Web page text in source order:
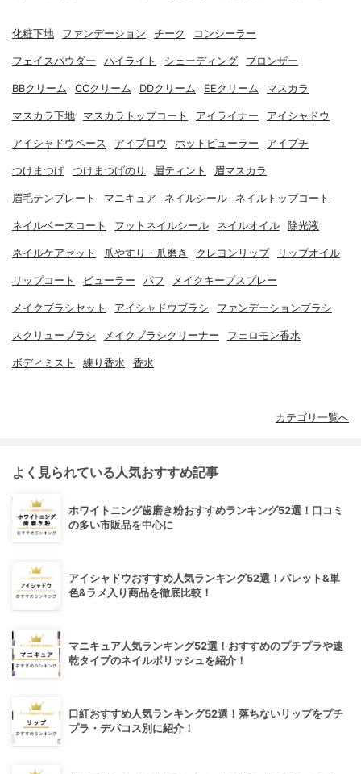
化粧下地 ファンデーション チーク コンシーラー
フェイスパウダー ハイライト シェーディング ブロンザー
BBクリーム CCクリーム DDクリーム EEクリーム マスカラ
マスカラ下地 マスカラトップコート アイライナー アイシャドウ
アイシャドウベース アイブロウ ホットビューラー アイプチ
つけまつげ つけまつげのり 眉ティント 眉マスカラ
眉毛テンプレート マニキュア ネイルシール ネイルトップコート
ネイルベースコート フットネイルシール ネイルオイル 除光液
ネイルケアセット 爪やすり・爪磨き クレヨンリップ リップオイル
リップコート ビューラー パフ メイクキープスプレー
メイクブラシセット アイシャドウブラシ ファンデーションブラシ
スクリューブラシ メイクブラシクリーナー フェロモン香水
ボディミスト 練り香水 香水
カテゴリ一覧へ
よく見られている人気おすすめ記事
ホワイトニング歯磨き粉おすすめランキング52選！口コミ
の多い市販品を中心に
アイシャドウおすすめ人気ランキング52選！パレット&単
色&ラメ入り商品を徹底比較！
マニキュア人気ランキング52選！おすすめのプチプラや速
乾タイプのネイルポリッシュを紹介！
口紅おすすめ人気ランキング52選！落ちないリップをプチ
プラ・デパコス別に紹介！